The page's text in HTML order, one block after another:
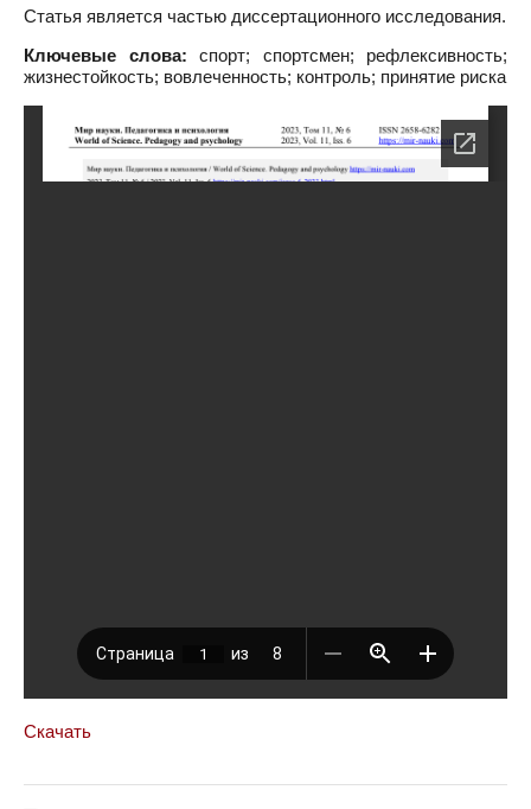
Статья является частью диссертационного исследования.
Ключевые слова: спорт; спортсмен; рефлексивность;
жизнестойкость; вовлеченность; контроль; принятие риска
Скачать